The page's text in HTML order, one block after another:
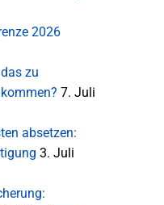
2026
zu
7. Juli
absetzen:
3. Juli